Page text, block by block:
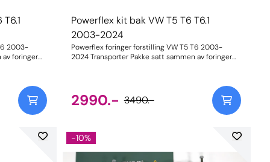
2003-
Front 4 stk
± Økt
Powerflex kit bak VW T5 T6 T6.1
2003-2024
Powerflex foringer forstilling VW T5 T6 2003-
2024 Transporter Pakke satt sammen av foringer
begge sider kr 3490,. inkl mva / Front 4 stk foringer.
Powerflex foringer for ± forlenget levetid på dekk ±
Forbedrede kjøreegenskaper ± Økt sikkerhet Alle
2990.- 3490.-
-10%